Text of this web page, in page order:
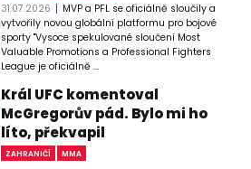
31.07.2026
MVP a PFL se oficiálně sloučily a
vytvořily novou globální platformu pro bojové
sporty "Vysoce spekulované sloučení Most
Valuable Promotions a Professional Fighters
League je oficiálně ...
Král UFC komentoval
McGregorův pád. Bylo mi ho
líto, překvapil
ZAHRANIČÍ MMA